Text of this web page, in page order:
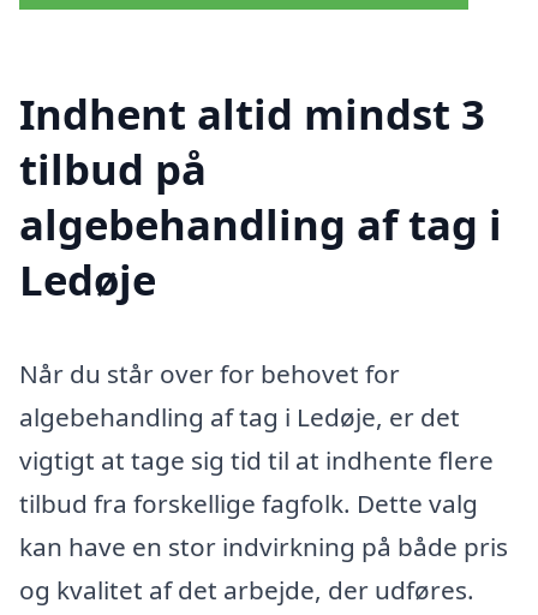
Indhent altid mindst 3
tilbud på
algebehandling af tag i
Ledøje
Når du står over for behovet for
algebehandling af tag i Ledøje, er det
vigtigt at tage sig tid til at indhente flere
tilbud fra forskellige fagfolk. Dette valg
kan have en stor indvirkning på både pris
og kvalitet af det arbejde, der udføres.